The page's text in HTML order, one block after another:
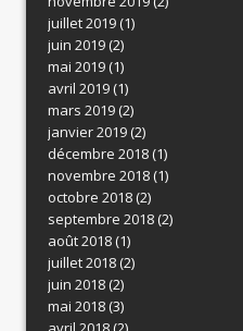
juillet 2019(1)
juin 2019(2)
mai 2019(1)
avril 2019(1)
mars 2019(2)
janvier 2019(2)
décembre 2018(1)
novembre 2018(1)
octobre 2018(2)
septembre 2018(2)
août 2018(1)
juillet 2018(2)
juin 2018(2)
mai 2018(3)